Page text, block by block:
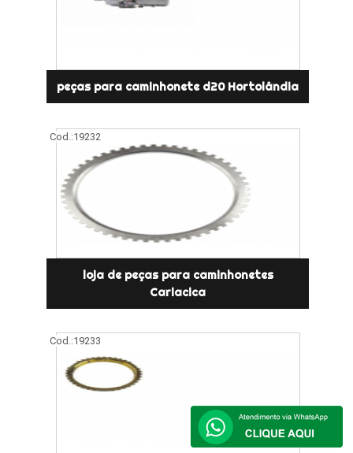
peças para caminhonete d20 Hortolândia
Cod.:19232
loja de peças para caminhonetes
Cariacica
Cod.:19233